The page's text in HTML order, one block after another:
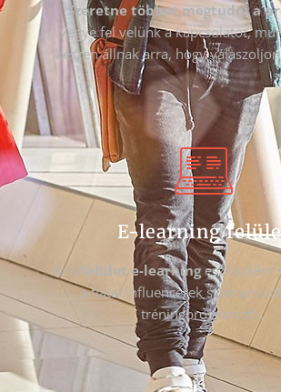
Szeretne többet megtudni a
Vegye fel velünk a kapcsolatot,
készen állnak arra, hogy
E-learning
Ez a felület e-learningeszközként
a fiatal influencerek számára
tréningprogramot)…